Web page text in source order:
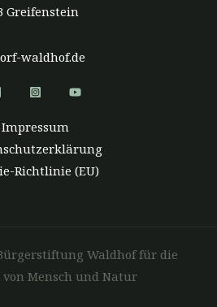
Greifenstein
waldhof.de
Impressum
Richtlinie (EU)
Waldhof für die
von Mensch und Natur